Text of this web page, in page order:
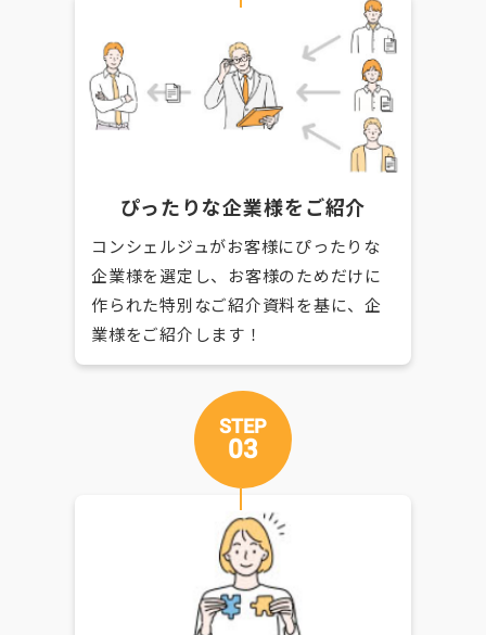
ぴったりな企業様をご紹介
コンシェルジュがお客様にぴったりな
企業様を選定し、お客様のためだけに
作られた特別なご紹介資料を基に、企
業様をご紹介します！
STEP
03